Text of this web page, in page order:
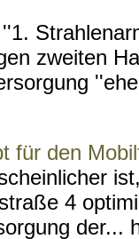
zweiten
für den
4
der...